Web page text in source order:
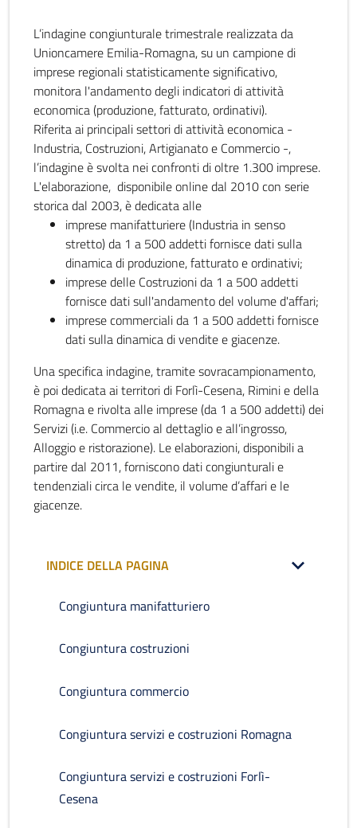
L’indagine congiunturale trimestrale realizzata da
Unioncamere Emilia-Romagna, su un campione di
imprese regionali statisticamente significativo,
monitora l'andamento degli indicatori di attività
economica (produzione, fatturato, ordinativi).
Riferita ai principali settori di attività economica -
Industria, Costruzioni, Artigianato e Commercio -,
l’indagine è svolta nei confronti di oltre 1.300 imprese.
L'elaborazione, disponibile online dal 2010 con serie
storica dal 2003, è dedicata alle
imprese manifatturiere (Industria in senso
stretto) da 1 a 500 addetti fornisce dati sulla
dinamica di produzione, fatturato e ordinativi;
imprese delle Costruzioni da 1 a 500 addetti
fornisce dati sull'andamento del volume d'affari;
imprese commerciali da 1 a 500 addetti fornisce
dati sulla dinamica di vendite e giacenze.
Una specifica indagine, tramite sovracampionamento,
è poi dedicata ai territori di Forlì-Cesena, Rimini e della
Romagna e rivolta alle imprese (da 1 a 500 addetti) dei
Servizi (i.e. Commercio al dettaglio e all’ingrosso,
Alloggio e ristorazione). Le elaborazioni, disponibili a
partire dal 2011, forniscono dati congiunturali e
tendenziali circa le vendite, il volume d’affari e le
giacenze.
INDICE DELLA PAGINA
Congiuntura manifatturiero
Congiuntura costruzioni
Congiuntura commercio
Congiuntura servizi e costruzioni Romagna
Congiuntura servizi e costruzioni Forlì-
Cesena